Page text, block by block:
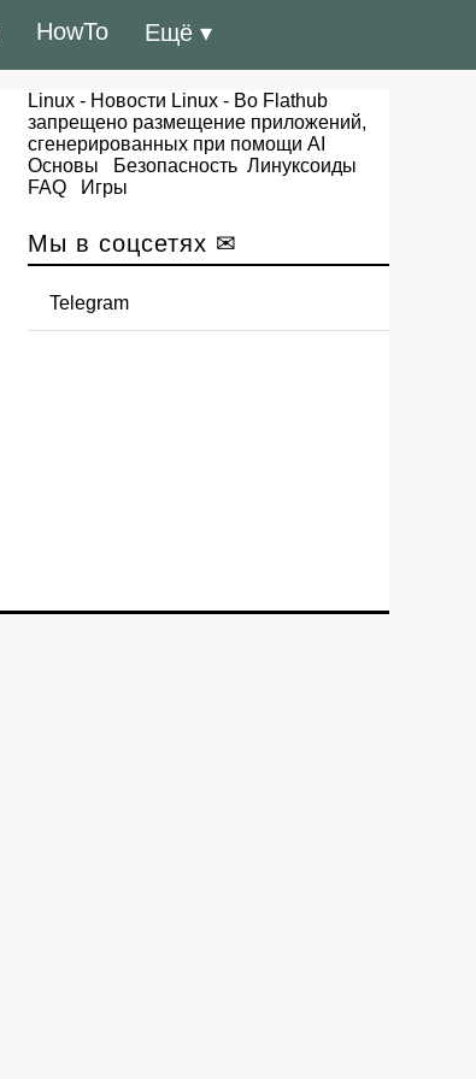
HowTo Ещё ▾
Linux - Новости Linux - Во Flathub
запрещено размещение приложений,
сгенерированных при помощи AI
Основы
Безопасность Линуксоиды
FAQ
Игры
Мы в соцсетях ✉
Telegram